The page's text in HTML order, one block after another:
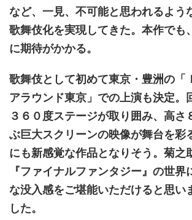
など、一見、不可能と思われるよう
歌舞伎化を実現してきた。本作でも
に期待がかかる。
歌舞伎として初めて東京・豊洲の「
アラウンド東京」での上演も決定。
３６０度ステージが取り囲み、高さ
ぶ巨大スクリーンの映像が舞台を彩
にも新感覚な作品となりそう。菊之
『ファイナルファンタジー』の世界
な没入感をご堪能いただけると思い
した。